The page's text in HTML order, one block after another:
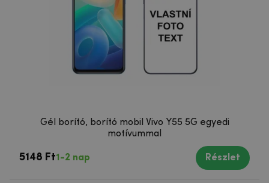
Gél borító, borító mobil Vivo Y55 5G egyedi
motívummal
5148 Ft1-2 nap Részlet